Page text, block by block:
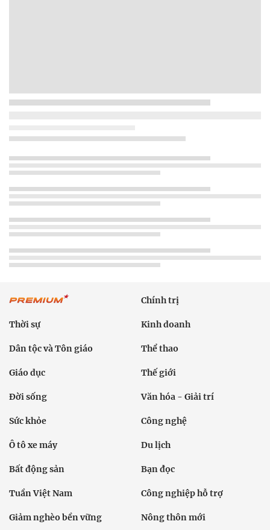
Chính trị
Thời sự Kinh doanh
Dân tộc và Tôn giáo Thể thao
Giáo dục Thế giới
Đời sống Văn hóa - Giải trí
Sức khỏe Công nghệ
Ô tô xe máy Du lịch
Bất động sản Bạn đọc
Tuần Việt Nam Công nghiệp hỗ trợ
Giảm nghèo bền vững Nông thôn mới